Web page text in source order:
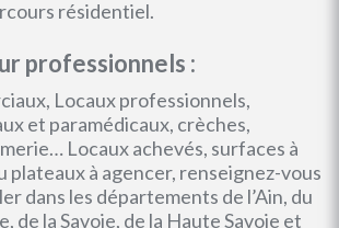
résidentiel.
professionnels :
Locaux professionnels,
et paramédicaux, crèches,
Locaux achevés, surfaces à
plateaux à agencer, renseignez-vous
dans les départements de l’Ain, du
de la Savoie, de la Haute Savoie et